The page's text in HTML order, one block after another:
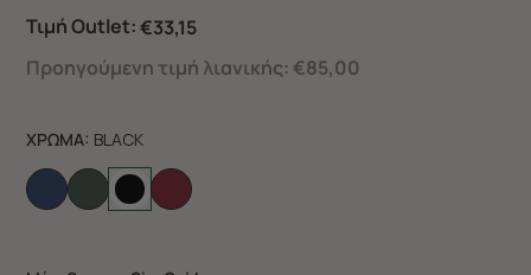
Τιμή Outlet:€33,15
Προηγούμενη τιμή λιανικής: €85,00
ΧΡΩΜΑ: BLACK